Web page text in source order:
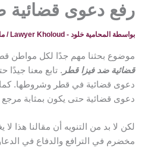
رفع دعوى قضائية
بواسطة المحامية خلود - Lawyer Kholoud /
موضوع بحثنا مهم جدًا لكل مواطن
قضائية ضد فيزا قطر . تابع معنا
دعوى قضائية في قطر وشروطها.
دعوى قضائية حتى يكون بمثابة
لكن لا بد من التنويه أن مقالنا هذا
مخضرم في الترافع والدفاع في